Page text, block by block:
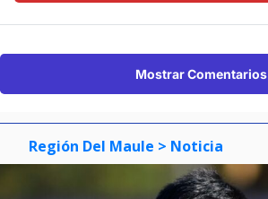
Mostrar Comentarios
Región Del Maule > Noticia